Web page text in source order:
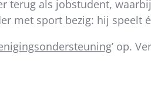
terug als jobstudent,
met sport bezig: hij speelt
’ op.